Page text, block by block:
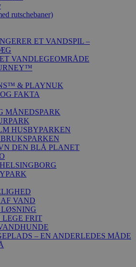
rutschebaner)
ET VANDSPIL –
VANDLEGEOMRÅDE
& PLAYNUK
FAKTA
MÅNEDSPARK
HUSBYPARKEN
DEN BLÅ PLANET
VAND
LØSNING
FRIT
– EN ANDERLEDES MÅDE